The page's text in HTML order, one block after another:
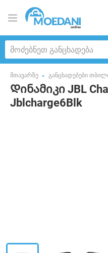
მთავარზე განცხადებები
Დინამიკი JBL
Jblcharge6Blk